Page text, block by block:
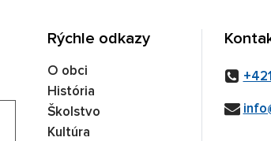
správy...
Rýchle odkazy
O obci
História
Školstvo
Kultúra